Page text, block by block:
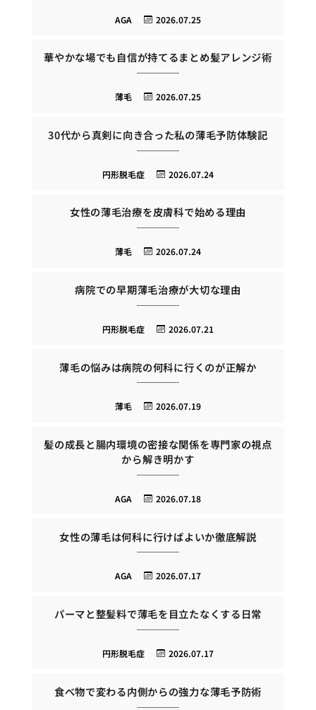
2026.07.25
AGA
華やかな場でも自信が持てるまとめ髪アレンジ術
2026.07.25
薄毛
30代から真剣に向き合った私の薄毛予防体験記
2026.07.24
円形脱毛症
女性の薄毛治療を皮膚科で始める理由
2026.07.24
薄毛
病院での早期薄毛治療が大切な理由
2026.07.21
円形脱毛症
薄毛の悩みは病院の何科に行くのが正解か
2026.07.19
薄毛
髪の成長と腸内環境の密接な関係を専門家の視点
から解き明かす
2026.07.18
AGA
女性の薄毛は何科に行けばよいか徹底解説
2026.07.17
AGA
パーマと整髪料で薄毛を目立たなくする日常
2026.07.17
円形脱毛症
食べ物で変わる内側からの強力な薄毛予防術